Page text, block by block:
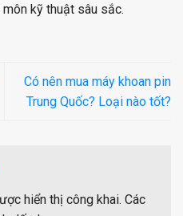
kỹ thuật sâu sắc.
Có nên mua máy khoan pin
Trung Quốc? Loại nào tốt?
hiển thị công khai. Các